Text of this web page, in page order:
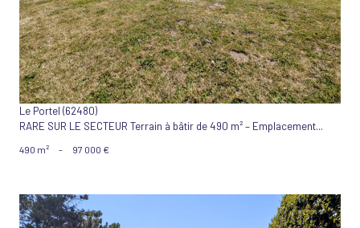
Le Portel (62480)
RARE SUR LE SECTEUR Terrain à bâtir de 490 m² – Emplacement...
490 m² - 97 000 €